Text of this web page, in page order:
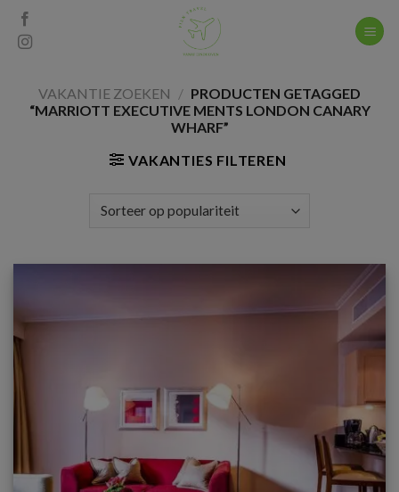
Skip
content
VAKANTIE ZOEKEN / PRODUCTEN GETAGGED
“MARRIOTT EXECUTIVE MENTS LONDON CANARY
WHARF”
VAKANTIES FILTEREN